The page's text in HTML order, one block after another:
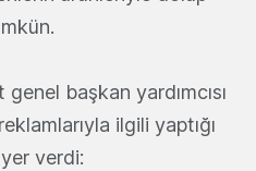
başkan yardımcısı
ilgili yaptığı
verdi: